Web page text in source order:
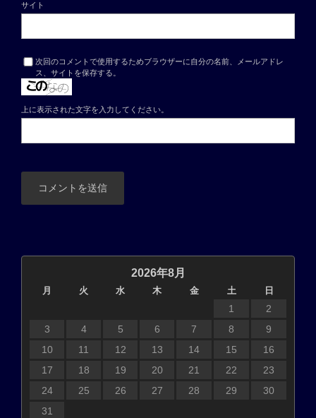
サイト
次回のコメントで使用するためブラウザーに自分の名前、メールアドレ
ス、サイトを保存する。
上に表示された文字を入力してください。
2026年8月
月 火 水 木 金 土 日
1
2
3
4 5 6 7 8
9
10
11 12 13 14 15
16
17
18 19 20 21 22
23
24
25 26 27 28 29
30
31